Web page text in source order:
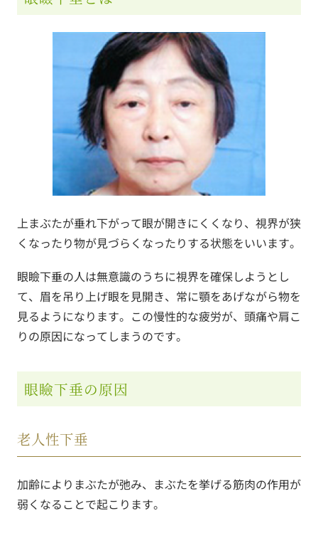
上まぶたが垂れ下がって眼が開きにくくなり、視界が狭
くなったり物が見づらくなったりする状態をいいます。
眼瞼下垂の人は無意識のうちに視界を確保しようとし
て、眉を吊り上げ眼を見開き、常に顎をあげながら物を
見るようになります。この慢性的な疲労が、頭痛や肩こ
りの原因になってしまうのです。
眼瞼下垂の原因
老人性下垂
加齢によりまぶたが弛み、まぶたを挙げる筋肉の作用が
弱くなることで起こります。